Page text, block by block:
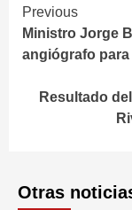
Continue
Reading
Previous
Ministro Jorge
angiógrafo
Resultado
Otras